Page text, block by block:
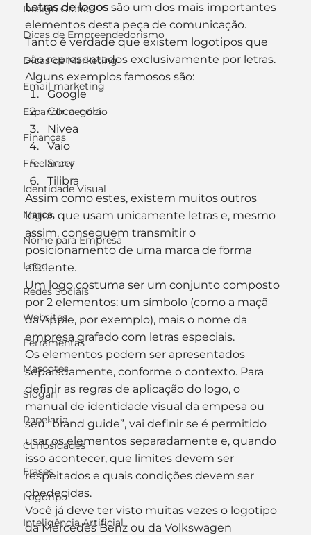
Design Gráfico
Dicas de Empreendedorismo
Dicas de Marketing
Email marketing
Expandir negócio
Finanças
Freelancer
Identidade Visual
Marca
Nome para Empresa
Logo
Redes Sociais
Websites
Ferramentas
Mascotes
Slogan
Papelaria
Curiosidades
Frases
Logotipo
Inteligência Artificial
Letras de logos são um dos mais importantes
elementos desta peça de comunicação.
Tanto é verdade que existem logotipos que
são representados exclusivamente por letras.
Alguns exemplos famosos são:
Google
Coca-cola
Nivea
Vaio
Sony
Tilibra
Assim como estes, existem muitos outros
logos que usam unicamente letras e, mesmo
assim, conseguem transmitir o
posicionamento de uma marca de forma
eficiente.
Um logo costuma ser um conjunto composto
por 2 elementos: um símbolo (como a maçã
da Apple, por exemplo), mais o nome da
empresa grafado com letras especiais.
Os elementos podem ser apresentados
separadamente, conforme o contexto. Para
definir as regras de aplicação do logo, o
manual de identidade visual da empesa ou
seu “brand guide”, vai definir se é permitido
usar os elementos separadamente e, quando
isso acontecer, que limites devem ser
respeitados e quais condições devem ser
obedecidas.
Você já deve ter visto muitas vezes o logotipo
da Mercedes Benz ou da Volkswagen